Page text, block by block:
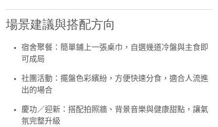
場景建議與搭配方向
宿舍聚餐：簡單鋪上一張桌巾，自選幾道冷盤與主食即
可成局
社團活動：擺盤色彩繽紛，方便快速分食，適合人流進
出的場合
慶功／迎新：搭配拍照牆、背景音樂與健康甜點，讓氣
氛完整升級